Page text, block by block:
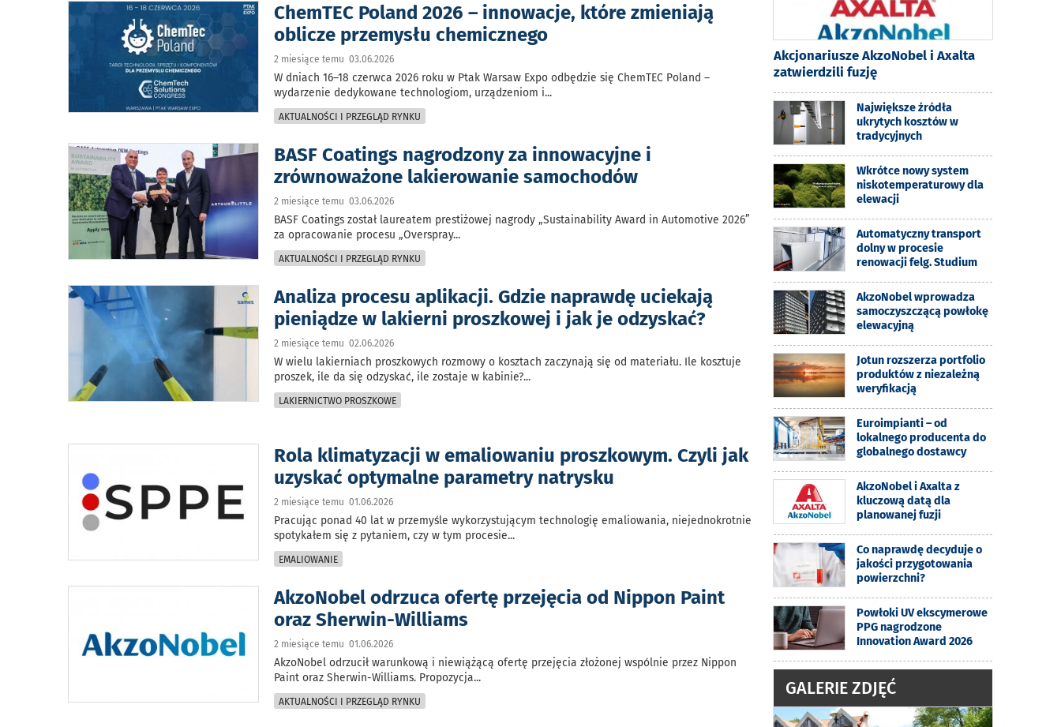
ChemTEC Poland 2026 – innowacje, które zmieniają
oblicze przemysłu chemicznego
2 miesiące temu 03.06.2026
W dniach 16–18 czerwca 2026 roku w Ptak Warsaw Expo odbędzie się ChemTEC Poland –
wydarzenie dedykowane technologiom, urządzeniom i...
AKTUALNOŚCI I PRZEGLĄD RYNKU
BASF Coatings nagrodzony za innowacyjne i
zrównoważone lakierowanie samochodów
2 miesiące temu 03.06.2026
BASF Coatings został laureatem prestiżowej nagrody „Sustainability Award in Automotive 2026”
za opracowanie procesu „Overspray...
AKTUALNOŚCI I PRZEGLĄD RYNKU
Analiza procesu aplikacji. Gdzie naprawdę uciekają
pieniądze w lakierni proszkowej i jak je odzyskać?
2 miesiące temu 02.06.2026
W wielu lakierniach proszkowych rozmowy o kosztach zaczynają się od materiału. Ile kosztuje
proszek, ile da się odzyskać, ile zostaje w kabinie?...
LAKIERNICTWO PROSZKOWE
Rola klimatyzacji w emaliowaniu proszkowym. Czyli jak
uzyskać optymalne parametry natrysku
2 miesiące temu 01.06.2026
Pracując ponad 40 lat w przemyśle wykorzystującym technologię emaliowania, niejednokrotnie
spotykałem się z pytaniem, czy w tym procesie...
EMALIOWANIE
AkzoNobel odrzuca ofertę przejęcia od Nippon Paint
oraz Sherwin-Williams
2 miesiące temu 01.06.2026
AkzoNobel odrzucił warunkową i niewiążącą ofertę przejęcia złożonej wspólnie przez Nippon
Paint oraz Sherwin-Williams. Propozycja...
AKTUALNOŚCI I PRZEGLĄD RYNKU
Akcjonariusze AkzoNobel i Axalta
zatwierdzili fuzję
Największe źródła
ukrytych kosztów w
tradycyjnych
Wkrótce nowy system
niskotemperaturowy dla
elewacji
Automatyczny transport
dolny w procesie
renowacji felg. Studium
AkzoNobel wprowadza
samoczyszczącą powłokę
elewacyjną
Jotun rozszerza portfolio
produktów z niezależną
weryfikacją
Euroimpianti – od
lokalnego producenta do
globalnego dostawcy
AkzoNobel i Axalta z
kluczową datą dla
planowanej fuzji
Co naprawdę decyduje o
jakości przygotowania
powierzchni?
Powłoki UV ekscymerowe
PPG nagrodzone
Innovation Award 2026
GALERIE ZDJĘĆ